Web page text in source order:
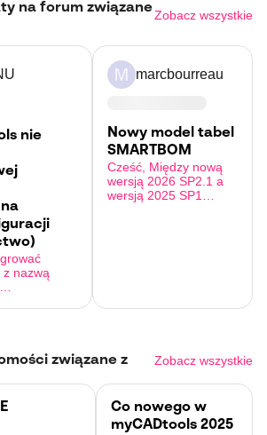
na forum związaneZobacz wszystkie
nie
nazwą
marcbourreau
Nowy model tabel
SMARTBOM
Cześć, Między nową
wersją 2026 SP2.1 a
wersją 2025 SP1
związane z Zobacz wszystkie
Co nowego w
myCADtools 2025